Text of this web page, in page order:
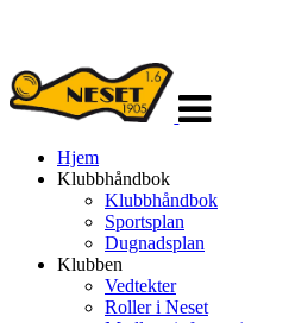
navigasjon
Hjem
Klubbhåndbok
Klubbhåndbok
Sportsplan
Dugnadsplan
Klubben
Vedtekter
Roller i Neset